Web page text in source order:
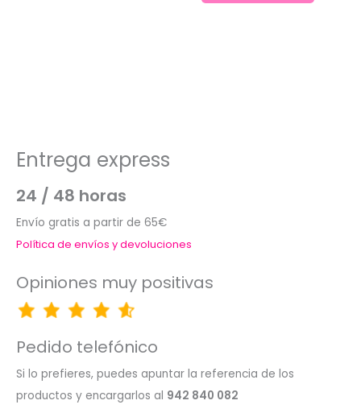
Entrega express
24 / 48 horas
Envío gratis a partir de 65€
Política de envíos y devoluciones
Opiniones muy positivas
Pedido telefónico
Si lo prefieres, puedes apuntar la referencia de los
productos y encargarlos al 942 840 082